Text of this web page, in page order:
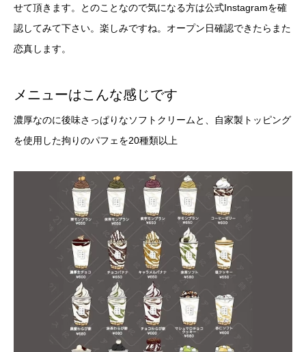
せて頂きます。とのことなので気になる方は公式Instagramを確
認してみて下さい。楽しみですね。オープン日確認できたらまた
恋真します。
メニューはこんな感じです
濃厚なのに後味さっぱりなソフトクリームと、自家製トッピング
を使用した拘りのパフェを20種類以上